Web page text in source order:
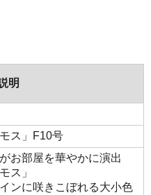
明
ス」F10号
お部屋を華やかに演出
ス」
ンに咲きこぼれる大小色